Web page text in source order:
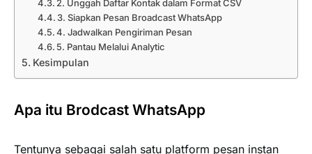
2. Unggah Daftar Kontak dalam Format CSV
3. Siapkan Pesan Broadcast WhatsApp
4. Jadwalkan Pengiriman Pesan
5. Pantau Melalui Analytic
Kesimpulan
Apa itu Brodcast WhatsApp
Tentunya sebagai salah satu platform pesan instan